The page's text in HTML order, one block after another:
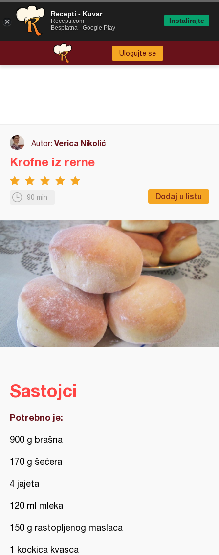
Ulogujte se
Autor: Verica Nikolić
90 min Dodaj u listu
Krofne iz rerne
Sastojci
Potrebno je:
900 g brašna
170 g šećera
4 jajeta
120 ml mleka
150 g rastopljenog maslaca
1 kockica kvasca
Recepti - Kuvar
Recepti.com
Besplatna - Google Play
Instalirajte